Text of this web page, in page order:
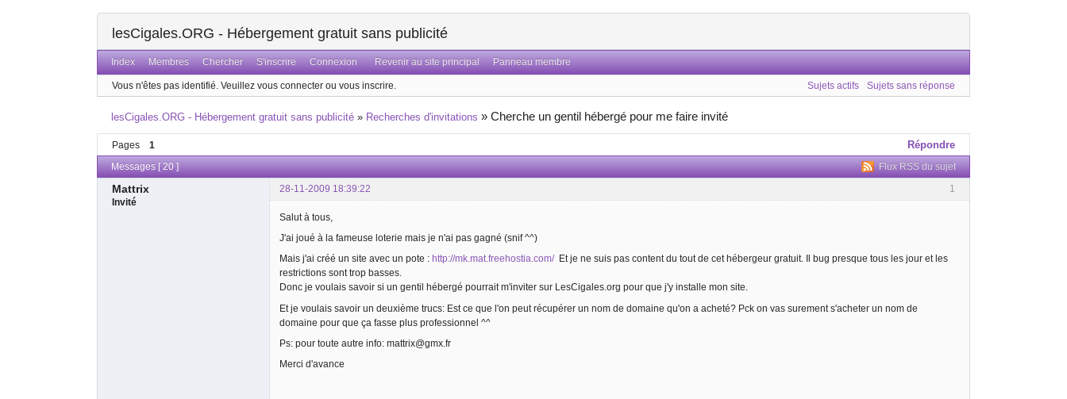
lesCigales.ORG - Hébergement gratuit sans publicité
Index Membres Chercher S'inscrire Connexion Revenir au site principal Panneau membre
Vous n'êtes pas identifié. Veuillez vous connecter ou vous inscrire. Sujets actifs Sujets sans réponse
lesCigales.ORG - Hébergement gratuit sans publicité » Recherches d'invitations »Cherche un gentil hébergé pour me faire invité
Pages 1 Répondre
Flux RSS du sujet
Messages [ 20 ]
1
Mattrix
28-11-2009 18:39:22
Invité
Salut à tous,
J'ai joué à la fameuse loterie mais je n'ai pas gagné (snif ^^)
Mais j'ai créé un site avec un pote : http://mk.mat.freehostia.com/Et je ne suis pas content du tout de cet hébergeur gratuit. Il bug presque tous les jour et les
restrictions sont trop basses.
Donc je voulais savoir si un gentil hébergé pourrait m'inviter sur LesCigales.org pour que j'y installe mon site.
Et je voulais savoir un deuxième trucs: Est ce que l'on peut récupérer un nom de domaine qu'on a acheté? Pck on vas surement s'acheter un nom de
domaine pour que ça fasse plus professionnel ^^
Ps: pour toute autre info: mattrix@gmx.fr
Merci d'avance